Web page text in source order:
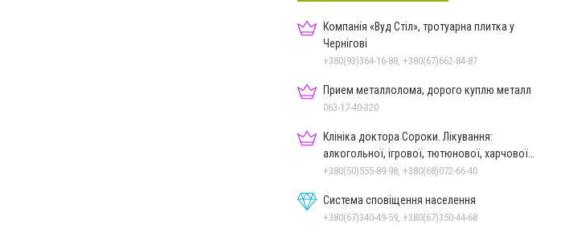
Компанія «Вуд Стіл», тротуарна плитка у
Чернігові
+380(93)364-16-88, +380(67)662-84-87
Прием металлолома, дорого куплю металл
063-17-40-320
Клініка доктора Сороки. Лікування:
алкогольної, ігрової, тютюнової, харчової
залежностей, неврозів т
+380(50)555-89-98, +380(68)072-66-40
Система сповіщення населення
+380(67)340-49-59, +380(67)350-44-68